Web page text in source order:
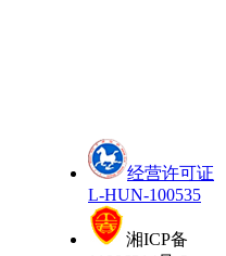
经营许可证
L-HUN-100535
湘ICP备